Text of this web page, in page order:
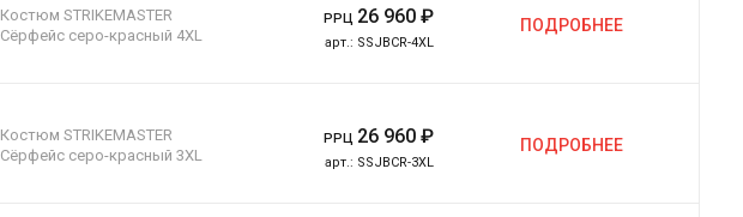
РРЦ 26 960₽
арт.: SSJBCR-4XL
Костюм STRIKEMASTER
Сёрфейс серо-красный 4XL
ПОДРОБНЕЕ
РРЦ 26 960₽
арт.: SSJBCR-3XL
Костюм STRIKEMASTER
Сёрфейс серо-красный 3XL
ПОДРОБНЕЕ